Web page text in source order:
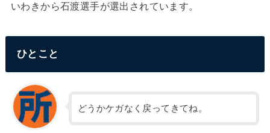
いわきから石渡選手が選出されています。
ひとこと
どうかケガなく戻ってきてね。